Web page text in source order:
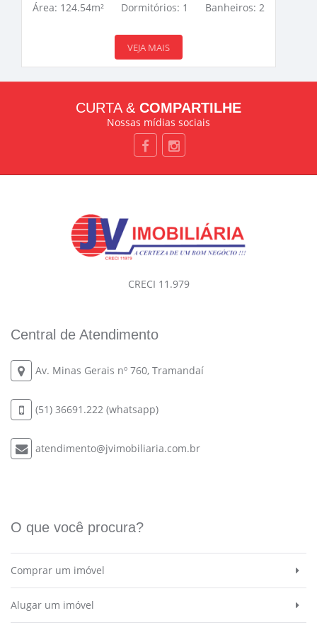
Área: 124.54m² Dormitórios: 1 Banheiros: 2
VEJA MAIS
CURTA & COMPARTILHE
Nossas mídias sociais
CRECI 11.979
Central de Atendimento
Av. Minas Gerais nº 760, Tramandaí
(51) 36691.222 (whatsapp)
atendimento@jvimobiliaria.com.br
O que você procura?
Comprar um imóvel
Alugar um imóvel